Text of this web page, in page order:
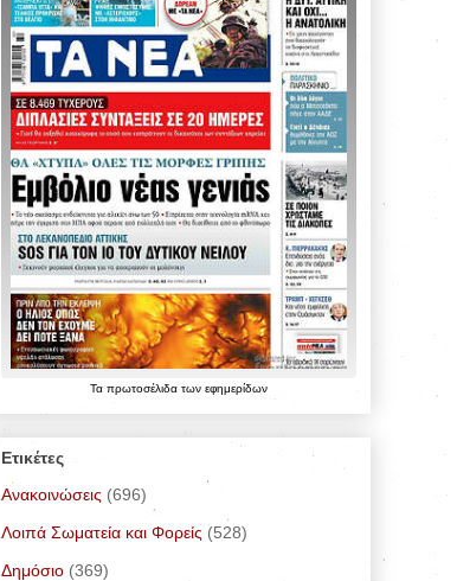
Τα πρωτοσέλιδα των εφημερίδων
Ετικέτες
Ανακοινώσεις (696)
Λοιπά Σωματεία και Φορείς (528)
Δημόσιο (369)